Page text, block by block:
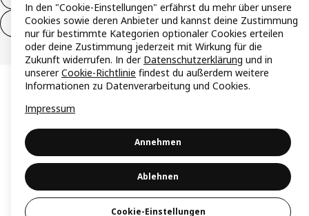
Widerrufsrecht ausüben (Services)
In den "Cookie-Einstellungen" erfährst du mehr über unsere
Cookies sowie deren Anbieter und kannst deine Zustimmung
nur für bestimmte Kategorien optionaler Cookies erteilen
oder deine Zustimmung jederzeit mit Wirkung für die
Zukunft widerrufen. In der Datenschutzerklärung und in
unsererCookie-Richtlinie findest du außerdem weitere
Informationen zu Datenverarbeitung und Cookies.
Impressum
Annehmen
Ablehnen
Cookie-Einstellungen